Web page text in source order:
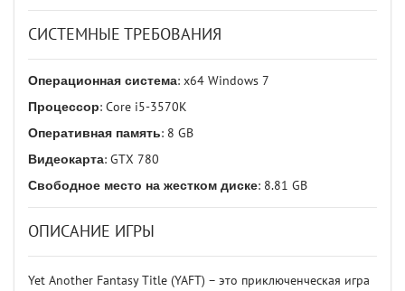
СИСТЕМНЫЕ ТРЕБОВАНИЯ
Операционная система: x64 Windows 7
Процессор: Core i5-3570K
Оперативная память: 8 GB
Видеокарта: GTX 780
Свободное место на жестком диске: 8.81 GB
ОПИСАНИЕ ИГРЫ
Yet Another Fantasy Title (YAFT) – это приключенческая игра